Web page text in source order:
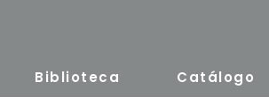
Biblioteca Catálogo